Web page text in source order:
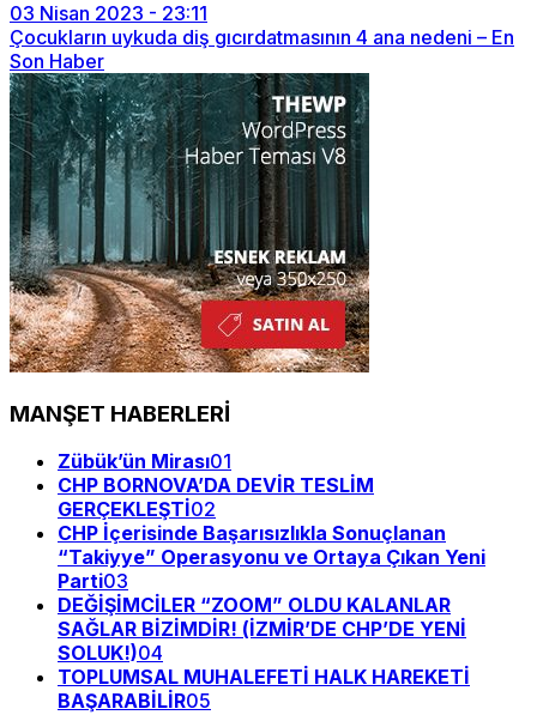
03 Nisan 2023 - 23:11
Çocukların uykuda diş gıcırdatmasının 4 ana nedeni – En
Son Haber
MANŞET HABERLERİ
Zübük’ün Mirası01
CHP BORNOVA’DA DEVİR TESLİM
GERÇEKLEŞTİ02
CHP İçerisinde Başarısızlıkla Sonuçlanan
“Takiyye” Operasyonu ve Ortaya Çıkan Yeni
Parti03
DEĞİŞİMCİLER “ZOOM” OLDU KALANLAR
SAĞLAR BİZİMDİR! (İZMİR’DE CHP’DE YENİ
SOLUK!)04
TOPLUMSAL MUHALEFETİ HALK HAREKETİ
BAŞARABİLİR05